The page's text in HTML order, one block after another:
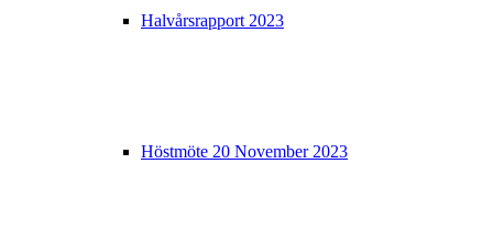
Halvårsrapport 2023
Höstmöte 20 November 2023